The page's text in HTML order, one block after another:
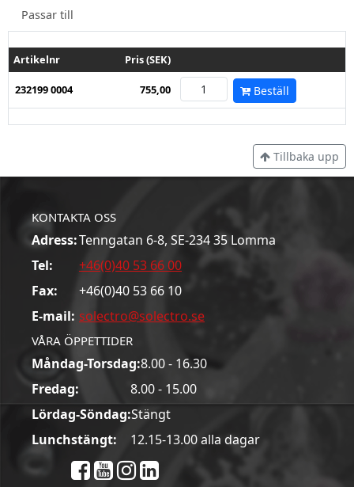
Passar till
Artikelnr Pris (SEK)
232199 0004 755,00 Beställ
Tillbaka upp
KONTAKTA OSS
Adress:Tenngatan 6-8, SE-234 35 Lomma
Tel:
+46(0)40 53 66 00
Fax:
+46(0)40 53 66 10
E-mail: solectro@solectro.se
VÅRA ÖPPETTIDER
Måndag-Torsdag:8.00 - 16.30
Fredag:
8.00 - 15.00
Lördag-Söndag:Stängt
Lunchstängt:
12.15-13.00 alla dagar